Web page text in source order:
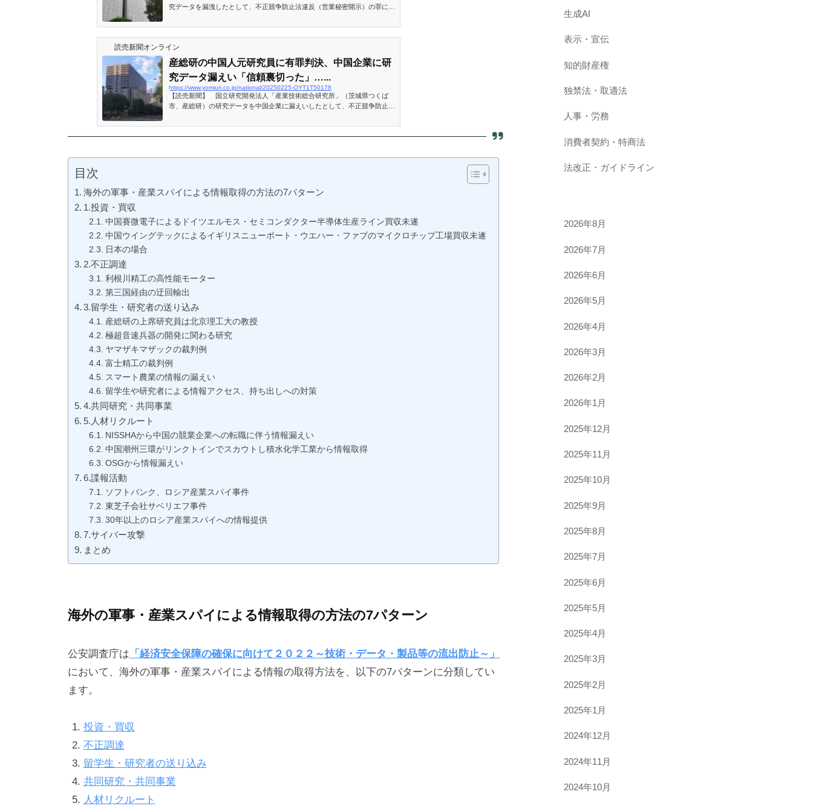
究データを漏洩したとして、不正競争防止法違反（営業秘密開示）の罪に問
読売新聞オンライン
産総研の中国人元研究員に有罪判決、中国企業に研
究データ漏えい「信頼裏切った」…...
https://www.yomiuri.co.jp/national/20250225-OYT1T50178
【読売新聞】 国立研究開発法人「産業技術総合研究所」（茨城県つくば
市、産総研）の研究データを中国企業に漏えいしたとして、不正競争防止法
１）に対し、東京地裁は２５日、
目次
海外の軍事・産業スパイによる情報取得の方法の7パターン
1.投資・買収
中国賽微電子によるドイツエルモス・セミコンダクター半導体生産ライン買収未遂
中国ウイングテックによるイギリスニューポート・ウエハー・ファブのマイクロチップ工場買収未遂
日本の場合
2.不正調達
利根川精工の高性能モーター
第三国経由の迂回輸出
3.留学生・研究者の送り込み
産総研の上席研究員は北京理工大の教授
極超音速兵器の開発に関わる研究
ヤマザキマザックの裁判例
富士精工の裁判例
スマート農業の情報の漏えい
留学生や研究者による情報アクセス、持ち出しへの対策
4.共同研究・共同事業
5.人材リクルート
NISSHAから中国の競業企業への転職に伴う情報漏えい
中国潮州三環がリンクトインでスカウトし積水化学工業から情報取得
OSGから情報漏えい
6.諜報活動
ソフトバンク、ロシア産業スパイ事件
東芝子会社サベリエフ事件
30年以上のロシア産業スパイへの情報提供
7.サイバー攻撃
まとめ
海外の軍事・産業スパイによる情報取得の方法の7パターン
公安調査庁は 「経済安全保障の確保に向けて２０２２～技術・データ・製品等の流出防止～」
において、海外の軍事・産業スパイによる情報の取得方法を、以下の7パターンに分類してい
ます。
投資・買収
不正調達
留学生・研究者の送り込み
共同研究・共同事業
人材リクルート
生成AI
表示・宣伝
知的財産権
独禁法・取適法
人事・労務
消費者契約・特商法
法改正・ガイドライン
2026年8月
2026年7月
2026年6月
2026年5月
2026年4月
2026年3月
2026年2月
2026年1月
2025年12月
2025年11月
2025年10月
2025年9月
2025年8月
2025年7月
2025年6月
2025年5月
2025年4月
2025年3月
2025年2月
2025年1月
2024年12月
2024年11月
2024年10月